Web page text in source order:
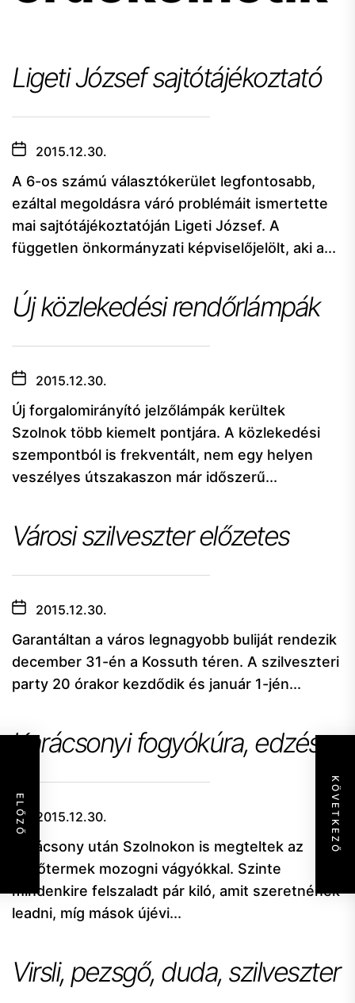
ELŐZŐ KÖVETKEZŐ
Ligeti József sajtótájékoztató
2015.12.30.
A 6-os számú választókerület legfontosabb,
ezáltal megoldásra váró problémáit ismertette
mai sajtótájékoztatóján Ligeti József. A
független önkormányzati képviselőjelölt, aki a...
Új közlekedési rendőrlámpák
2015.12.30.
Új forgalomirányító jelzőlámpák kerültek
Szolnok több kiemelt pontjára. A közlekedési
szempontból is frekventált, nem egy helyen
veszélyes útszakaszon már időszerű...
Városi szilveszter előzetes
2015.12.30.
Garantáltan a város legnagyobb buliját rendezik
december 31-én a Kossuth téren. A szilveszteri
party 20 órakor kezdődik és január 1-jén...
Karácsonyi fogyókúra, edzés
2015.12.30.
Karácsony után Szolnokon is megteltek az
edzőtermek mozogni vágyókkal. Szinte
mindenkire felszaladt pár kiló, amit szeretnének
leadni, míg mások újévi...
Virsli, pezsgő, duda, szilveszter